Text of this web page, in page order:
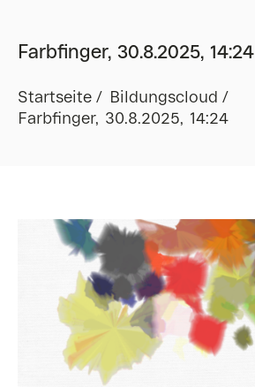
Farbfinger, 30.8.2025, 14:24
Startseite
Bildungscloud
Farbfinger, 30.8.2025, 14:24